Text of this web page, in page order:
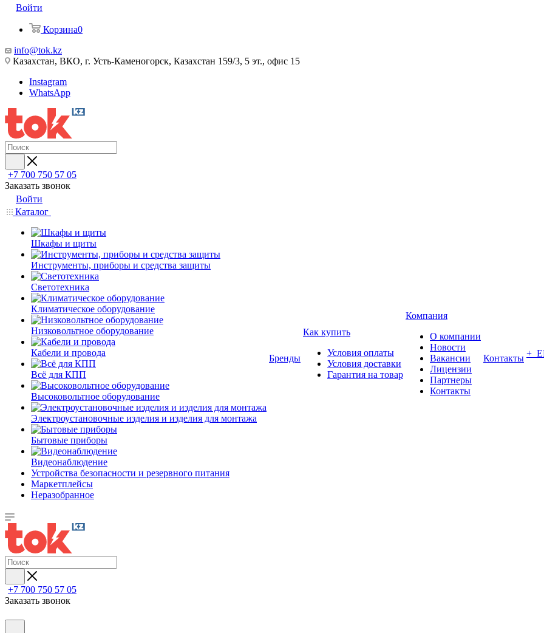
Войти
Корзина0
info@tok.kz
Казахстан, ВКО, г. Усть-Каменогорск, Казахстан 159/3, 5 эт., офис 15
Instagram
WhatsApp
+7 700 750 57 05
Заказать звонок
Войти
Каталог
Шкафы и щиты
Инструменты, приборы и средства защиты
Светотехника
Климатическое оборудование
Низковольтное оборудование
Кабели и провода
Всё для КПП
Высоковольтное оборудование
Электроустановочные изделия и изделия для монтажа
Бытовые приборы
Видеонаблюдение
Устройства безопасности и резервного питания
Маркетплейсы
Неразобранное
Бренды
Как купить
Условия оплаты
Условия доставки
Гарантия на товар
Компания
О компании
Новости
Вакансии
Лицензии
Партнеры
Контакты
Контакты +
+7 700 750 57 05
Заказать звонок